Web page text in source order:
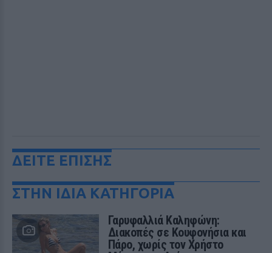
ΔΕΙΤΕ ΕΠΙΣΗΣ
ΣΤΗΝ ΙΔΙΑ ΚΑΤΗΓΟΡΙΑ
Γαρυφαλλιά Καληφώνη:
Διακοπές σε Κουφονήσια και
Πάρο, χωρίς τον Χρήστο